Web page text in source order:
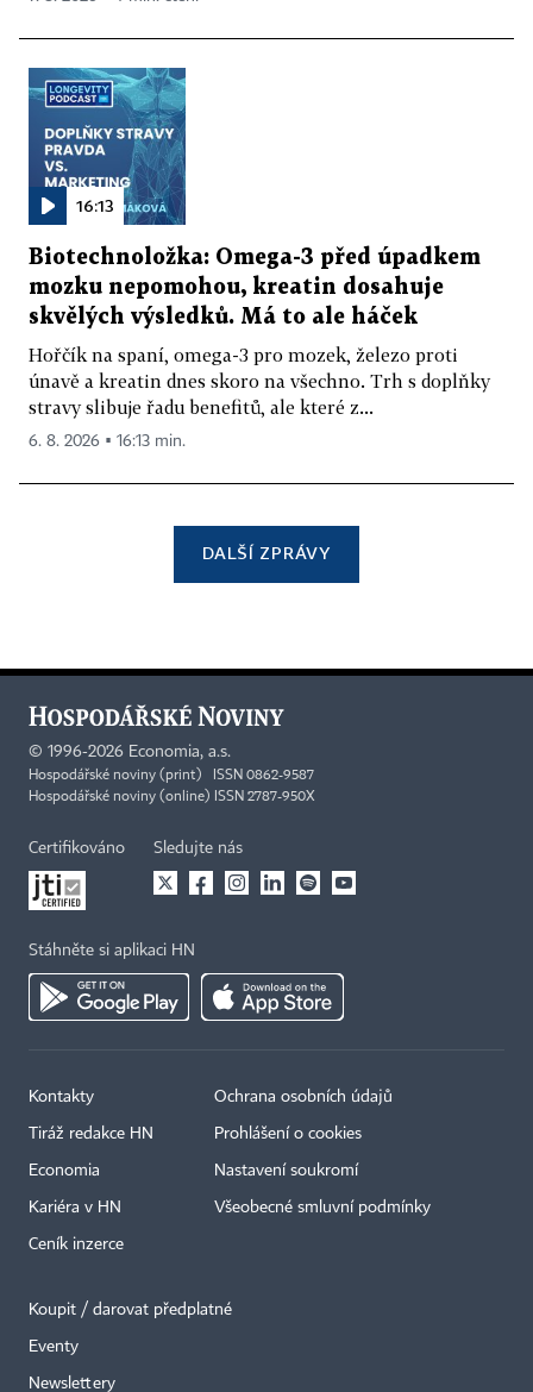
16:13
Biotechnoložka: Omega-3 před úpadkem
mozku nepomohou, kreatin dosahuje
skvělých výsledků. Má to ale háček
Hořčík na spaní, omega-3 pro mozek, železo proti
únavě a kreatin dnes skoro na všechno. Trh s doplňky
stravy slibuje řadu benefitů, ale které z...
6. 8. 2026 ▪ 16:13 min.
DALŠÍ ZPRÁVY
© 1996-2026 Economia, a.s.
Hospodářské noviny (print) ISSN 0862-9587
Hospodářské noviny (online) ISSN 2787-950X
Certifikováno Sledujte nás
Stáhněte si aplikaci HN
Kontakty
Tiráž redakce HN
Economia
Kariéra v HN
Ceník inzerce
Ochrana osobních údajů
Prohlášení o cookies
Nastavení soukromí
Všeobecné smluvní podmínky
Koupit / darovat předplatné
Eventy
Newslettery